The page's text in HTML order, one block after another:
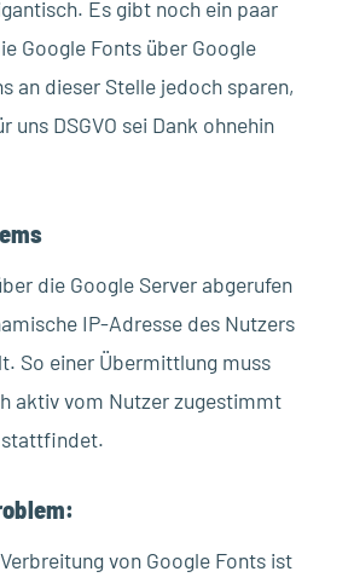
Es gibt noch ein paar
Google Fonts über Google
an dieser Stelle jedoch sparen,
uns DSGVO sei Dank ohnehin
die Google Server abgerufen
IP-Adresse des Nutzers
So einer Übermittlung muss
aktiv vom Nutzer zugestimmt
von Google Fonts ist